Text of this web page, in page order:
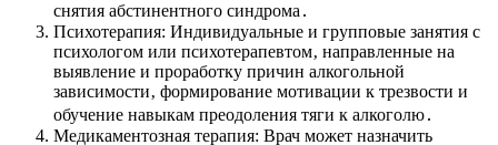
снятия абстинентного синдрома․
Психотерапия: Индивидуальные и групповые занятия с
психологом или психотерапевтом‚ направленные на
выявление и проработку причин алкогольной
зависимости‚ формирование мотивации к трезвости и
обучение навыкам преодоления тяги к алкоголю․
Медикаментозная терапия: Врач может назначить